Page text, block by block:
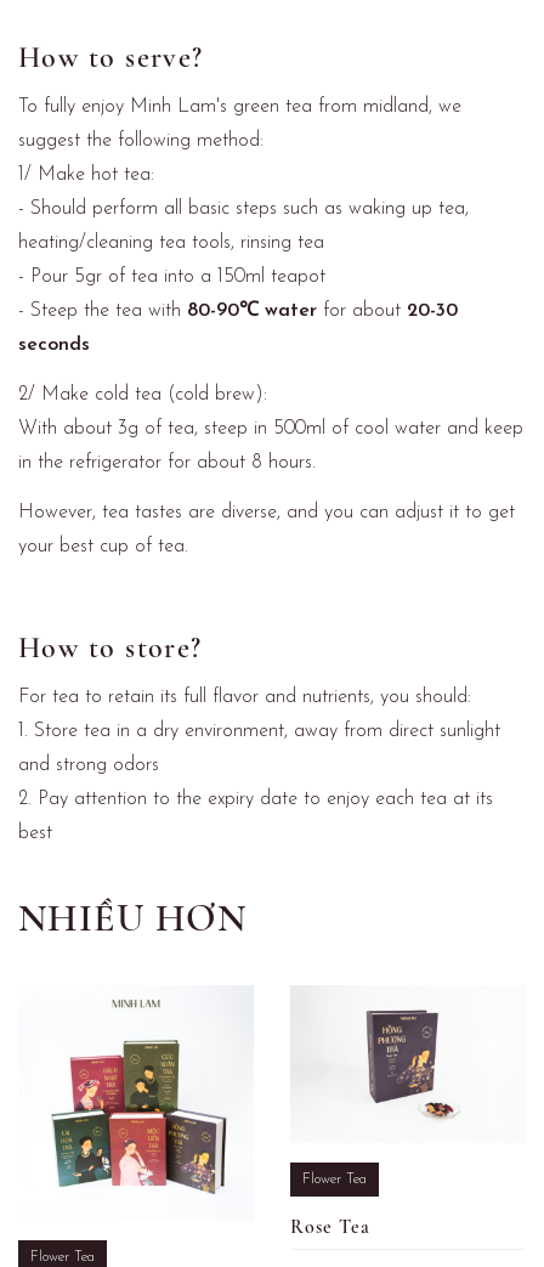
How to serve?
To fully enjoy Minh Lam's green tea from midland, we
suggest the following method:
1/ Make hot tea:
- Should perform all basic steps such as waking up tea,
heating/cleaning tea tools, rinsing tea
- Pour 5gr of tea into a 150ml teapot
- Steep the tea with 80-90℃ water for about 20-30
seconds
2/ Make cold tea (cold brew):
With about 3g of tea, steep in 500ml of cool water and keep
in the refrigerator for about 8 hours.
However, tea tastes are diverse, and you can adjust it to get
your best cup of tea.
How to store?
For tea to retain its full flavor and nutrients, you should:
1. Store tea in a dry environment, away from direct sunlight
and strong odors
2. Pay attention to the expiry date to enjoy each tea at its
best
NHIỀU HƠN
Flower Tea
Flower Tea
Rose Tea